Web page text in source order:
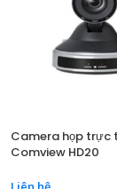
Camera họp trực
Comview HD20